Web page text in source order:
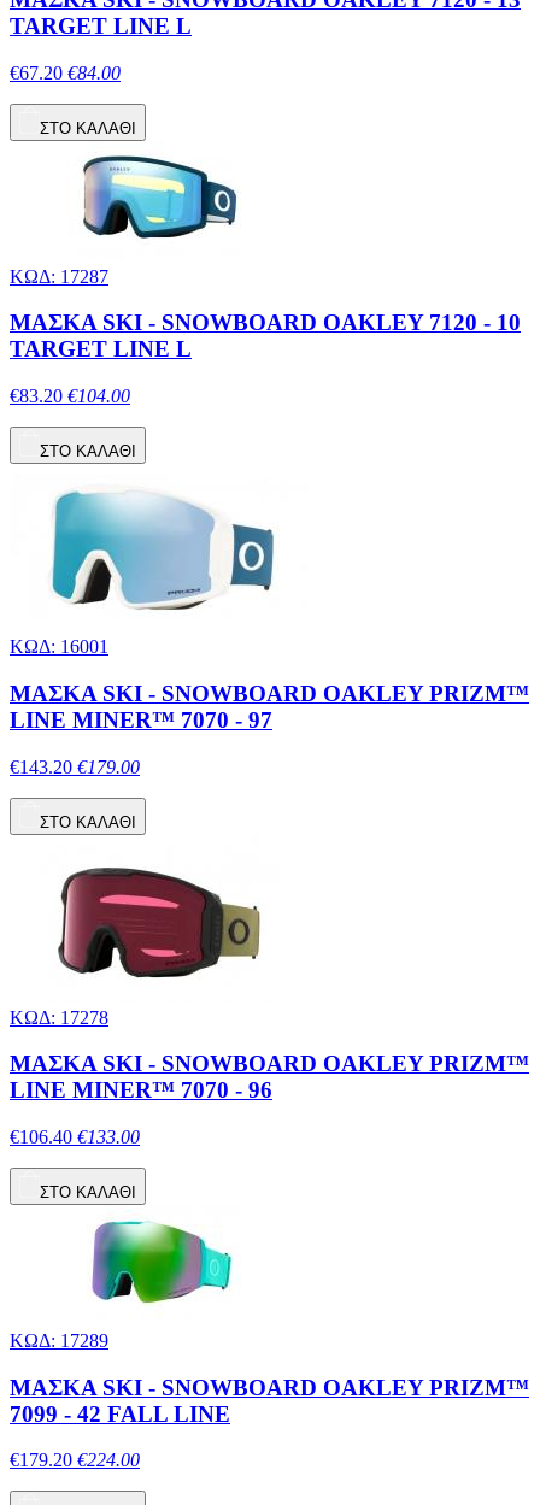
TARGET LINE L
€67.20 €84.00
ΣΤΟ ΚΑΛΑΘΙ
ΚΩΔ: 17287
ΜΑΣΚΑ SKI - SNOWBOARD OAKLEY 7120 - 10
TARGET LINE L
€83.20 €104.00
ΣΤΟ ΚΑΛΑΘΙ
ΚΩΔ: 16001
ΜΑΣΚΑ SKI - SNOWBOARD OAKLEY PRIZM™
LINE MINER™ 7070 - 97
€143.20 €179.00
ΣΤΟ ΚΑΛΑΘΙ
ΚΩΔ: 17278
ΜΑΣΚΑ SKI - SNOWBOARD OAKLEY PRIZM™
LINE MINER™ 7070 - 96
€106.40 €133.00
ΣΤΟ ΚΑΛΑΘΙ
ΚΩΔ: 17289
ΜΑΣΚΑ SKI - SNOWBOARD OAKLEY PRIZM™
7099 - 42 FALL LINE
€179.20 €224.00